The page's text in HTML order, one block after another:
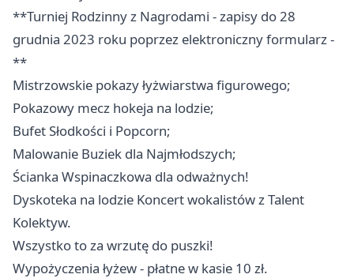
**Turniej Rodzinny z Nagrodami - zapisy do 28
grudnia 2023 roku poprzez elektroniczny formularz -
**
Mistrzowskie pokazy łyżwiarstwa figurowego;
Pokazowy mecz hokeja na lodzie;
Bufet Słodkości i Popcorn;
Malowanie Buziek dla Najmłodszych;
Ścianka Wspinaczkowa dla odważnych!
Dyskoteka na lodzie Koncert wokalistów z Talent
Kolektyw.
Wszystko to za wrzutę do puszki!
Wypożyczenia łyżew - płatne w kasie 10 zł.